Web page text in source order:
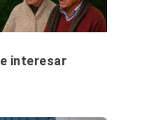
interesar